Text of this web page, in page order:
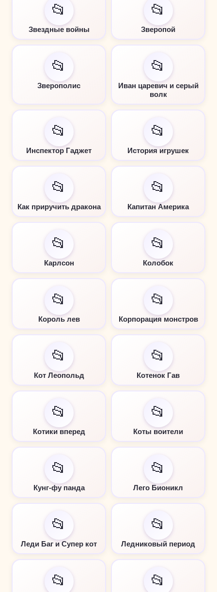
📂
Звездные войны
📂
Зверопой
📂
Зверополис
📂
Иван царевич и серый
волк
📂
Инспектор Гаджет
📂
История игрушек
📂
Как приручить дракона
📂
Капитан Америка
📂
Карлсон
📂
Колобок
📂
Король лев
📂
Корпорация монстров
📂
Кот Леопольд
📂
Котенок Гав
📂
Котики вперед
📂
Коты воители
📂
Кунг-фу панда
📂
Лего Бионикл
📂
Леди Баг и Супер кот
📂
Ледниковый период
📂 📂